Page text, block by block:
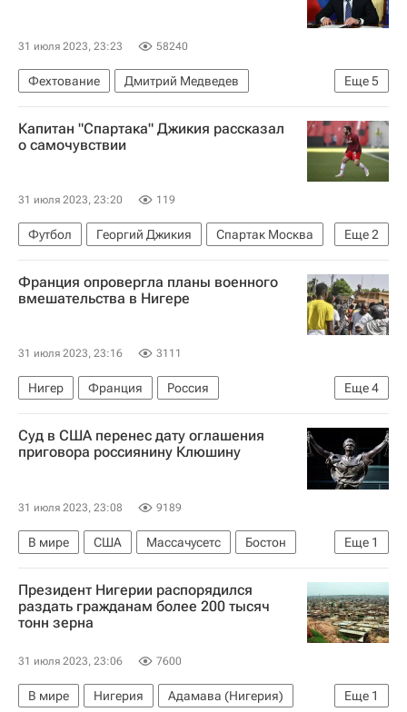
31 июля 2023, 23:23 58240
Еще5
Фехтование
Дмитрий Медведев
Ольга Харлан
Международная федерация фехтования (FIE)
Чемпионат мира по фехтованию
Вокруг спорта
Капитан "Спартака" Джикия рассказал
о самочувствии
31 июля 2023, 23:20 119
Еще2
Футбол Георгий Джикия
Спартак Москва
Балтика
РПЛ 2026-2027 (Чемпионат России по футболу)
Франция опровергла планы военного
вмешательства в Нигере
31 июля 2023, 23:16 3111
Еще4
Нигер Франция
Россия
Мохамед Базум
Катрин Колонна
Эммануэль Макрон
Суд в США перенес дату оглашения
приговора россиянину Клюшину
31 июля 2023, 23:08 9189
Еще 1
В мире США Массачусетс
Бостон
Владислав Клюшин
Президент Нигерии распорядился
раздать гражданам более 200 тысяч
тонн зерна
31 июля 2023, 23:06 7600
Еще 1
В мире Нигерия
Адамава (Нигерия)